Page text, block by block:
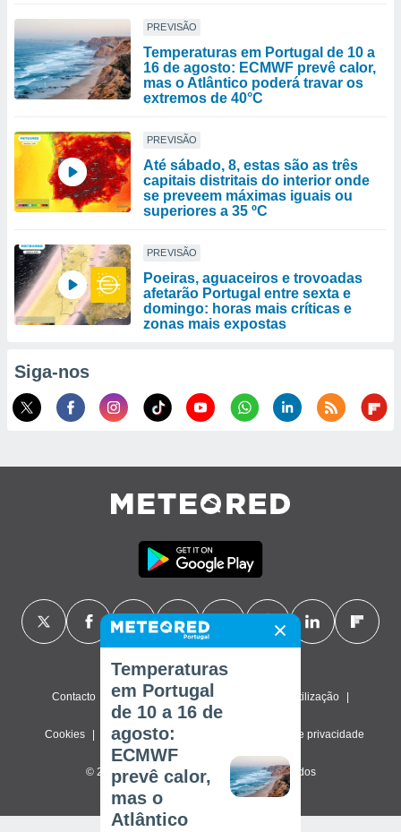
PREVISÃO
Temperaturas em Portugal de 10 a
16 de agosto: ECMWF prevê calor,
mas o Atlântico poderá travar os
extremos de 40°C
PREVISÃO
Até sábado, 8, estas são as três
capitais distritais do interior onde
se preveem máximas iguais ou
superiores a 35 ºC
PREVISÃO
Poeiras, aguaceiros e trovoadas
afetarão Portugal entre sexta e
domingo: horas mais críticas e
zonas mais expostas
Siga-nos
Contacto Sobre nós FAQ Termos de utilização
Cookies Política de privacidade Definições de privacidade
© 2026 Meteored. Todos os direitos reservados
Temperaturas
em Portugal
de 10 a 16 de
agosto:
ECMWF
prevê calor,
mas o
Atlântico